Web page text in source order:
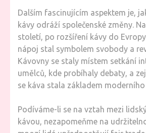
Dalším fascinujícím aspektem je,
kávy odráží společenské změny.
století, po rozšíření kávy do
nápoj stal symbolem svobody a
Kávovny se staly místem setkání
umělců, kde probíhaly debaty, a
se káva stala základem moderního
Podíváme-li se na vztah mezi
kávou, nezapomeňme na